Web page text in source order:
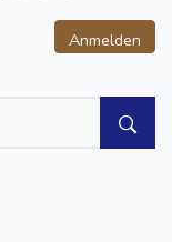
Anmelden